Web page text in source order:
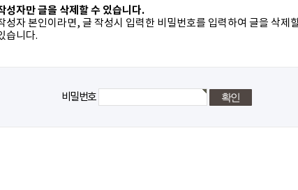
성자만 글을 삭제할 수 있습니다.
성자 본인이라면, 글 작성시 입력한 비밀번호를 입력하여 글을 삭제
습니다.
비밀번호